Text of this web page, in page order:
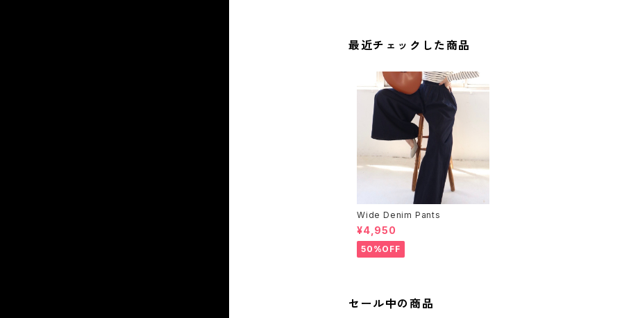
最近チェックした商品
Wide Denim Pants
¥4,950
50%OFF
セール中の商品